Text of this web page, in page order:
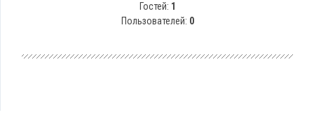
Гостей: 1
Пользователей: 0